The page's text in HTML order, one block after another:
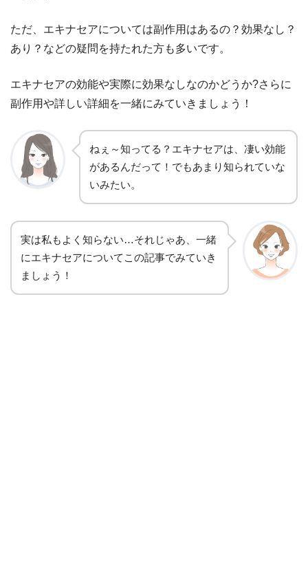
ただ、エキナセアについては副作用はあるの？効果なし？
あり？などの疑問を持たれた方も多いです。
エキナセアの効能や実際に効果なしなのかどうか?さらに
副作用や詳しい詳細を一緒にみていきましょう！
ねぇ～知ってる？エキナセアは、凄い効能
があるんだって！でもあまり知られていな
いみたい。
実は私もよく知らない…それじゃあ、一緒
にエキナセアについてこの記事でみていき
ましょう！